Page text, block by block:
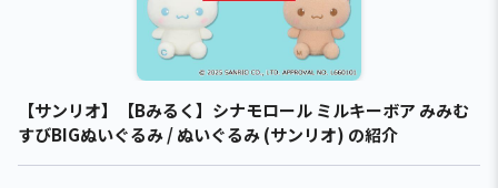
【サンリオ】【Bみるく】シナモロール ミルキーボア みみむ
すびBIGぬいぐるみ / ぬいぐるみ (サンリオ) の紹介